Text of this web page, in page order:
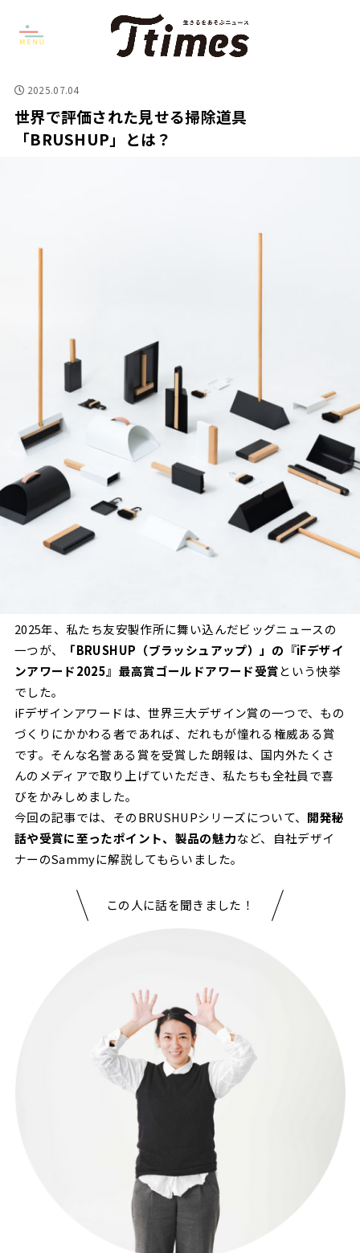
2025.07.04
世界で評価された見せる掃除道具
「BRUSHUP」とは？
2025年、私たち友安製作所に舞い込んだビッグニュースの
一つが、
「BRUSHUP（ブラッシュアップ）」の『iFデザイ
ンアワード2025』最高賞ゴールドアワード受賞という快挙
でした。
iFデザインアワードは、世界三大デザイン賞の一つで、もの
づくりにかかわる者であれば、だれもが憧れる権威ある賞
です。そんな名誉ある賞を受賞した朗報は、国内外たくさ
んのメディアで取り上げていただき、私たちも全社員で喜
びをかみしめました。
今回の記事では、そのBRUSHUPシリーズについて、 開発秘
話や受賞に至ったポイント、製品の魅力など、自社デザイ
ナーのSammyに解説してもらいました。
この人に話を聞きました！